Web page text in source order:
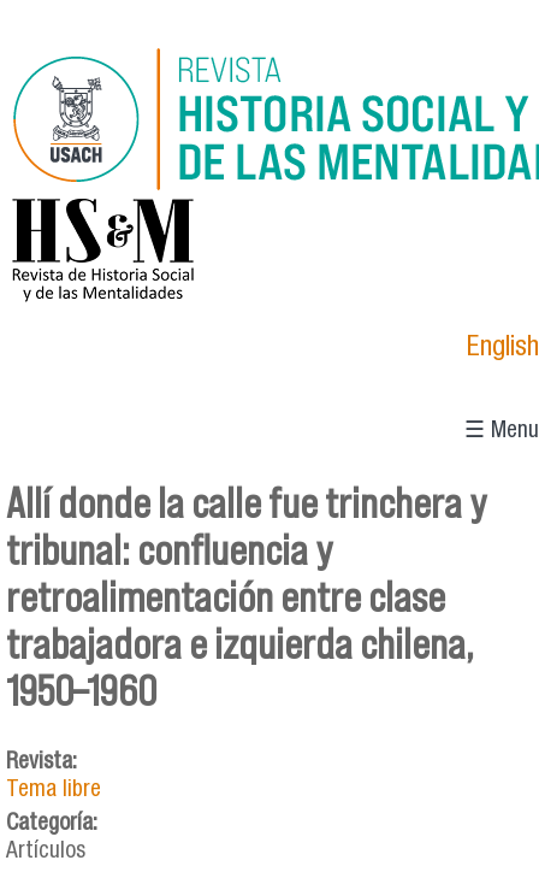
logo_hsm_2021.png
English
☰ Menu
Se encuentra usted aquí
Allí donde la calle fue trinchera y
tribunal: confluencia y
retroalimentación entre clase
trabajadora e izquierda chilena,
1950–1960
Revista:
Tema libre
Categoría:
Artículos